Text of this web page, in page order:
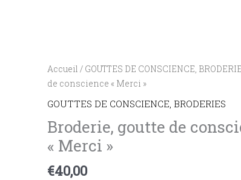
Accueil / GOUTTES DE CONSCIENCE,
de conscience « Merci »
GOUTTES DE CONSCIENCE, BRODERIES
Broderie, goutte de
« Merci »
€40,00
quantité
de
Broderie,
de
conscience